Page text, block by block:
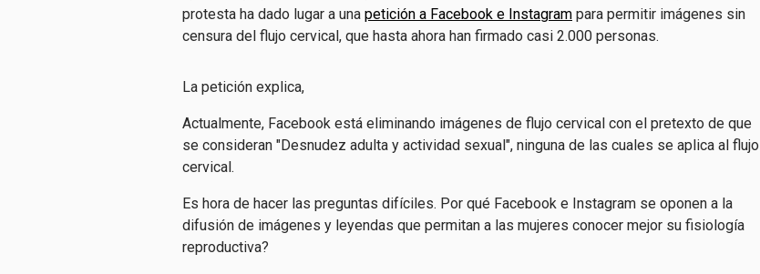
protesta ha dado lugar a una petición a Facebook e Instagram para permitir imágenes sin
censura del flujo cervical, que hasta ahora han firmado casi 2.000 personas.
La petición explica,
Actualmente, Facebook está eliminando imágenes de flujo cervical con el pretexto de que
se consideran "Desnudez adulta y actividad sexual", ninguna de las cuales se aplica al flujo
cervical.
Es hora de hacer las preguntas difíciles. Por qué Facebook e Instagram se oponen a la
difusión de imágenes y leyendas que permitan a las mujeres conocer mejor su fisiología
reproductiva?